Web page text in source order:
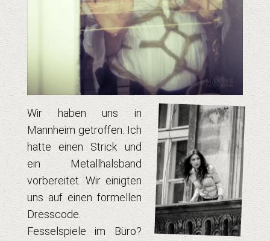
Wir haben uns in
Mannheim getroffen. Ich
hatte einen Strick und
ein Metallhalsband
vorbereitet. Wir einigten
uns auf einen formellen
Dresscode.
Fesselspiele im Büro?